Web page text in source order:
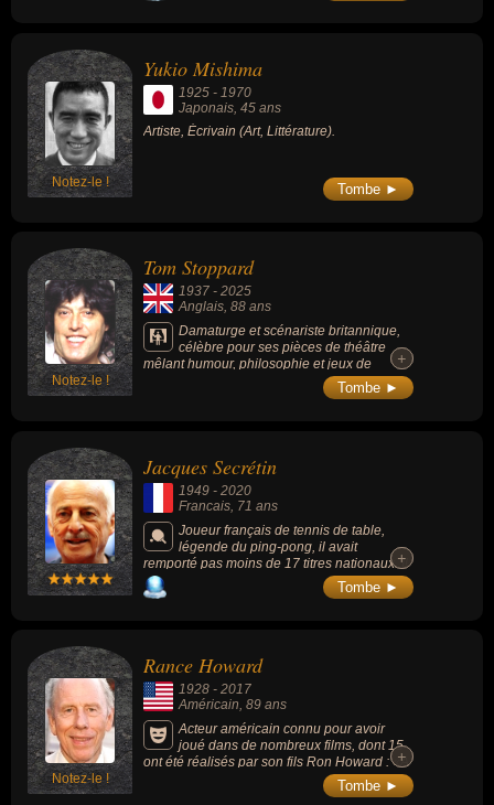
Notez-le !
Yukio Mishima
1925 - 1970
Japonais , 45 ans
Artiste, Écrivain (Art, Littérature).
Tombe ►
Notez-le !
Tom Stoppard
1937 - 2025
Anglais, 88 ans
Damaturge et scénariste britannique,
célèbre pour ses pièces de théâtre
mêlant humour, philosophie et jeux de
langage dont"Rosencrantz and Guildenstern
Are Dead" (qui revisite Hamlet sous un angle
+
+
Tombe ►
Jacques Secrétin
1949 - 2020
Francais , 71 ans
Joueur français de tennis de table,
légende du ping-pong, il avait
remporté pas moins de 17 titres nationaux. Il
est, au moment de sa disparition, l’un des
deux pongistes français les plus titrés (avec
+
+
Tombe ►
Notez-le !
Rance Howard
1928 - 2017
Américain, 89 ans
Acteur américain connu pour avoir
joué dans de nombreux films, dont 15
ont été réalisés par son fils Ron Howard : «A
Beautiful Mind» ("Un homme d’exception",
2002), qui a remporté l’Oscar du meilleur film
+
+
Tombe ►